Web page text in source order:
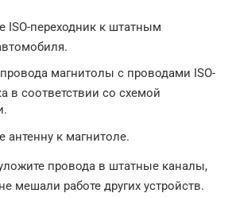
ISO-переходник к штатным
магнитолы с проводами ISO-
в соответствии со схемой
антенну к магнитоле.
провода в штатные каналы,
мешали работе других устройств.